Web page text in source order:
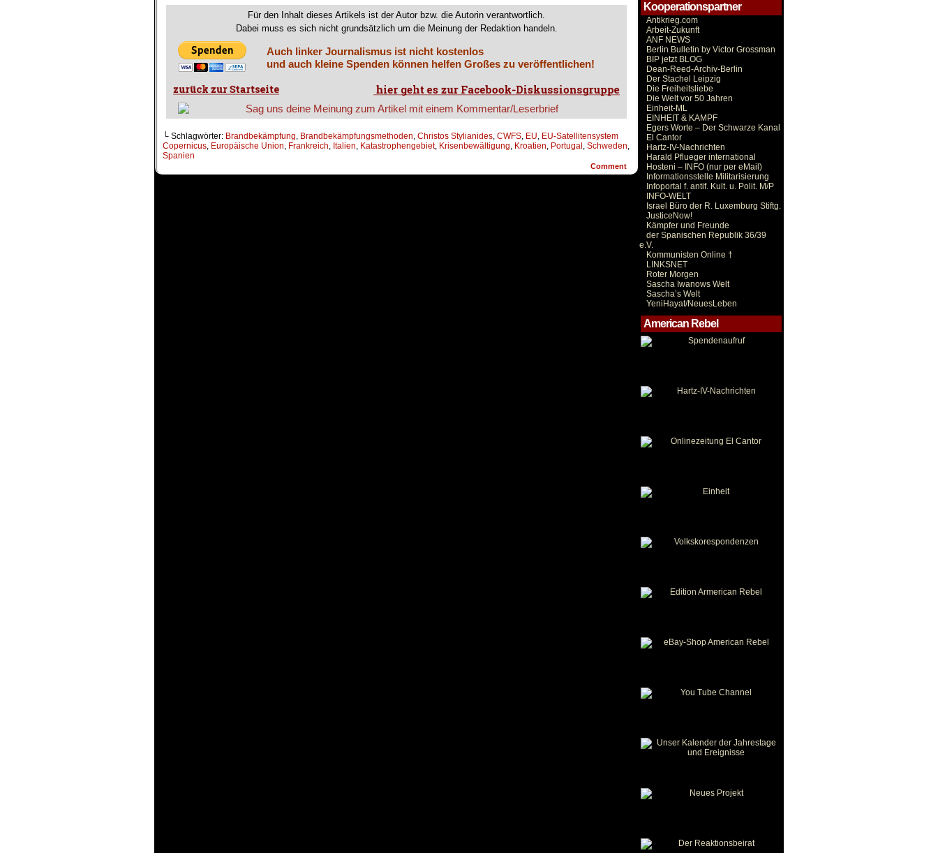
Für den Inhalt dieses Artikels ist der Autor bzw. die Autorin verantwortlich.
Dabei muss es sich nicht grundsätzlich um die Meinung der Redaktion handeln.
Auch linker Journalismus ist nicht kostenlos
und auch kleine Spenden können helfen Großes zu veröffentlichen!
└ Schlagwörter: Brandbekämpfung, Brandbekämpfungsmethoden, Christos Stylianides, CWFS, EU, EU-Satellitensystem
Copernicus, Europäische Union, Frankreich, Italien, Katastrophengebiet, Krisenbewältigung, Kroatien, Portugal , Schweden,
Spanien
Comment
Kooperationspartner
Antikrieg.com
Arbeit-Zukunft
ANF NEWS
Berlin Bulletin by Victor Grossman
BIP jetzt BLOG
Dean-Reed-Archiv-Berlin
Der Stachel Leipzig
Die Freiheitsliebe
Die Welt vor 50 Jahren
Einheit-ML
EINHEIT & KAMPF
Egers Worte – Der Schwarze Kanal
El Cantor
Hartz-IV-Nachrichten
Harald Pflueger international
Hosteni – INFO (nur per eMail)
Informationsstelle Militarisierung
Infoportal f. antif. Kult. u. Polit. M/P
INFO-WELT
Israel Büro der R. Luxemburg Stiftg.
JusticeNow!
Kämpfer und Freunde
der Spanischen Republik 36/39
e.V.
Kommunisten Online †
LINKSNET
Roter Morgen
Sascha Iwanows Welt
Sascha’s Welt
YeniHayat/NeuesLeben
American Rebel